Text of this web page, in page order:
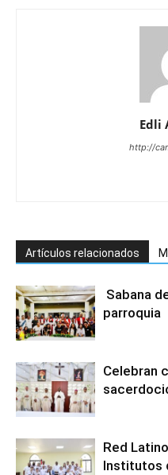
Edli
http://
Artículos relacionados
Sabana
parroquia
Celebran
Red
Institutos